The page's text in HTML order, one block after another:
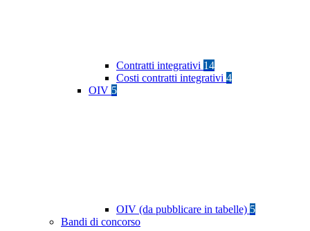
Contratti integrativi 14
Costi contratti integrativi 4
OIV 5
OIV (da pubblicare in tabelle) 5
Bandi di concorso